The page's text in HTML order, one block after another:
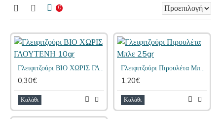
0
Γλειφιτζούρι ΒΙΟ ΧΩΡΙΣ ΓΛΟΥΤΕΝΗ 10gr
0,30€
Καλάθι
Γλειφιτζούρι Πιρουλέτα Μπλε 25gr
1,20€
Καλάθι